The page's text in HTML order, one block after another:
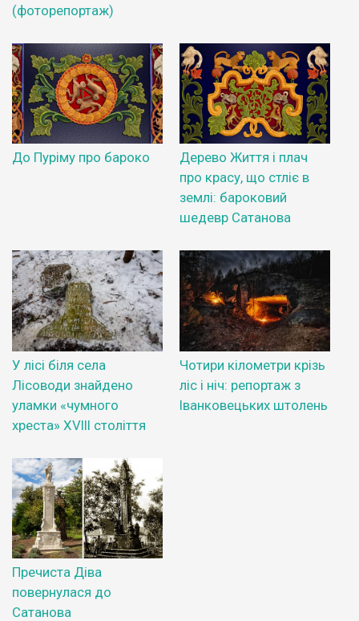
(фоторепортаж)
До Пуріму про бароко
Дерево Життя і плач
про красу, що стліє в
землі: бароковий
шедевр Сатанова
У лісі біля села
Лісоводи знайдено
уламки «чумного
хреста» XVIII століття
Чотири кілометри крізь
ліс і ніч: репортаж з
Іванковецьких штолень
Пречиста Діва
повернулася до
Сатанова